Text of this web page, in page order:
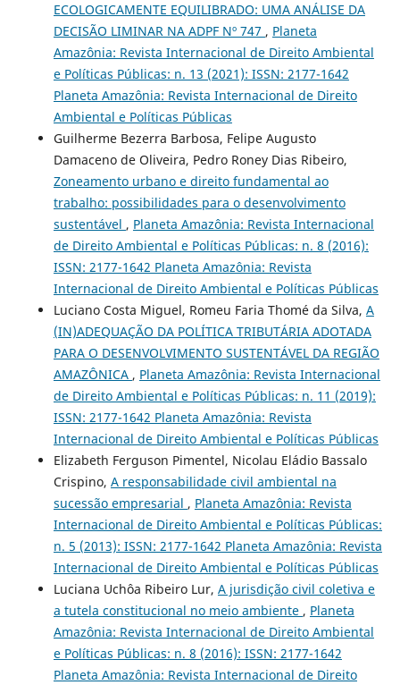
ECOLOGICAMENTE EQUILIBRADO: UMA ANÁLISE DA
DECISÃO LIMINAR NA ADPF Nº 747 , Planeta
Amazônia: Revista Internacional de Direito Ambiental
e Políticas Públicas: n. 13 (2021): ISSN: 2177-1642
Planeta Amazônia: Revista Internacional de Direito
Ambiental e Políticas Públicas
Guilherme Bezerra Barbosa, Felipe Augusto
Damaceno de Oliveira, Pedro Roney Dias Ribeiro,
Zoneamento urbano e direito fundamental ao
trabalho: possibilidades para o desenvolvimento
sustentável , Planeta Amazônia: Revista Internacional
de Direito Ambiental e Políticas Públicas: n. 8 (2016):
ISSN: 2177-1642 Planeta Amazônia: Revista
Internacional de Direito Ambiental e Políticas Públicas
Luciano Costa Miguel, Romeu Faria Thomé da Silva, A
(IN)ADEQUAÇÃO DA POLÍTICA TRIBUTÁRIA ADOTADA
PARA O DESENVOLVIMENTO SUSTENTÁVEL DA REGIÃO
AMAZÔNICA , Planeta Amazônia: Revista Internacional
de Direito Ambiental e Políticas Públicas: n. 11 (2019):
ISSN: 2177-1642 Planeta Amazônia: Revista
Internacional de Direito Ambiental e Políticas Públicas
Elizabeth Ferguson Pimentel, Nicolau Eládio Bassalo
Crispino, A responsabilidade civil ambiental na
sucessão empresarial , Planeta Amazônia: Revista
Internacional de Direito Ambiental e Políticas Públicas:
n. 5 (2013): ISSN: 2177-1642 Planeta Amazônia: Revista
Internacional de Direito Ambiental e Políticas Públicas
Luciana Uchôa Ribeiro Lur, A jurisdição civil coletiva e
a tutela constitucional no meio ambiente , Planeta
Amazônia: Revista Internacional de Direito Ambiental
e Políticas Públicas: n. 8 (2016): ISSN: 2177-1642
Planeta Amazônia: Revista Internacional de Direito